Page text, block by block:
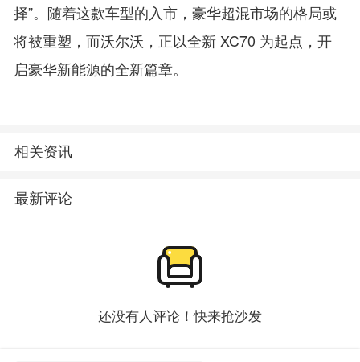
择”。随着这款车型的入市，豪华超混市场的格局或
将被重塑，而沃尔沃，正以全新 XC70 为起点，开
启豪华新能源的全新篇章。
相关资讯
最新评论
还没有人评论！快来抢沙发